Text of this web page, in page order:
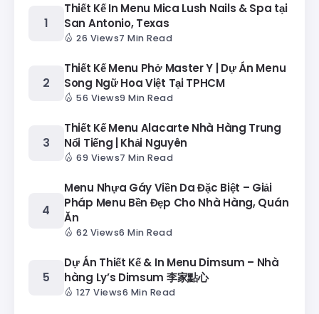
Thiết Kế In Menu Mica Lush Nails & Spa tại
San Antonio, Texas
26 Views7 Min Read
Thiết Kế Menu Phở Master Y | Dự Án Menu
Song Ngữ Hoa Việt Tại TPHCM
56 Views9 Min Read
Thiết Kế Menu Alacarte Nhà Hàng Trung
Nổi Tiếng | Khải Nguyên
69 Views7 Min Read
Menu Nhựa Gáy Viền Da Đặc Biệt – Giải
Pháp Menu Bền Đẹp Cho Nhà Hàng, Quán
Ăn
62 Views6 Min Read
Dự Án Thiết Kế & In Menu Dimsum – Nhà
hàng Ly’s Dimsum 李家點心
127 Views6 Min Read